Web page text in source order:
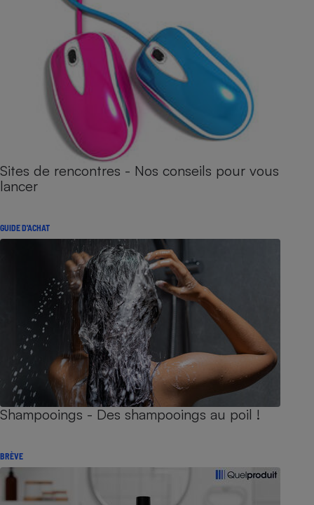
Sites de rencontres - Nos conseils pour vous
lancer
GUIDE D'ACHAT
Shampooings - Des shampooings au poil !
BRÈVE